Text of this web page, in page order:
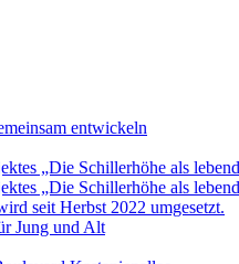
entwickeln
„Die Schillerhöhe als
„Die Schillerhöhe als
seit Herbst 2022 umgesetzt.
Jung und Alt